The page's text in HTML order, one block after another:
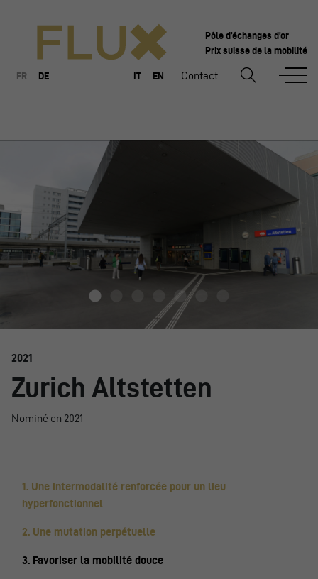
Pôle d’échanges d’or
Prix suisse de la mobilité
FR DE IT EN Contact
2021
Zurich Altstetten
Nominé en 2021
1. Une intermodalité renforcée pour un lieu
hyperfonctionnel
2. Une mutation perpétuelle
3. Favoriser la mobilité douce